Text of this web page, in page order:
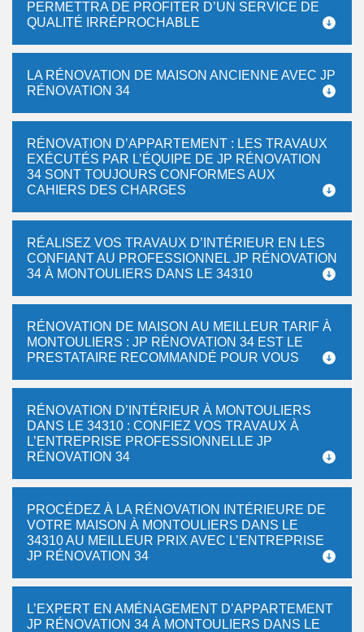
PERMETTRA DE PROFITER D’UN SERVICE DE
QUALITÉ IRRÉPROCHABLE
LA RÉNOVATION DE MAISON ANCIENNE AVEC JP
RÉNOVATION 34
RÉNOVATION D’APPARTEMENT : LES TRAVAUX
EXÉCUTÉS PAR L’ÉQUIPE DE JP RÉNOVATION
34 SONT TOUJOURS CONFORMES AUX
CAHIERS DES CHARGES
RÉALISEZ VOS TRAVAUX D’INTÉRIEUR EN LES
CONFIANT AU PROFESSIONNEL JP RÉNOVATION
34 À MONTOULIERS DANS LE 34310
RÉNOVATION DE MAISON AU MEILLEUR TARIF À
MONTOULIERS : JP RÉNOVATION 34 EST LE
PRESTATAIRE RECOMMANDÉ POUR VOUS
RÉNOVATION D’INTÉRIEUR À MONTOULIERS
DANS LE 34310 : CONFIEZ VOS TRAVAUX À
L’ENTREPRISE PROFESSIONNELLE JP
RÉNOVATION 34
PROCÉDEZ À LA RÉNOVATION INTÉRIEURE DE
VOTRE MAISON À MONTOULIERS DANS LE
34310 AU MEILLEUR PRIX AVEC L’ENTREPRISE
JP RÉNOVATION 34
L’EXPERT EN AMÉNAGEMENT D’APPARTEMENT
JP RÉNOVATION 34 À MONTOULIERS DANS LE